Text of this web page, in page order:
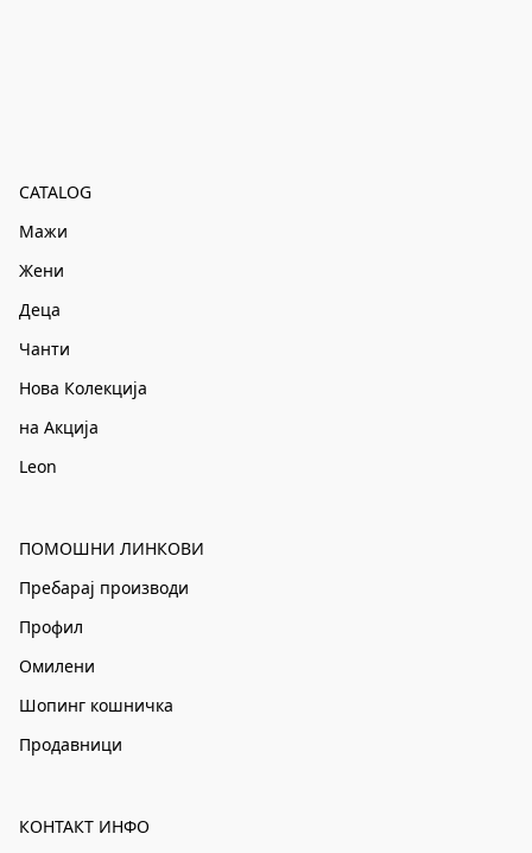
CATALOG
Мажи
Жени
Деца
Чанти
Нова Колекција
на Акција
Leon
ПОМОШНИ ЛИНКОВИ
Пребарај производи
Профил
Омилени
Шопинг кошничка
Продавници
КОНТАКТ ИНФО